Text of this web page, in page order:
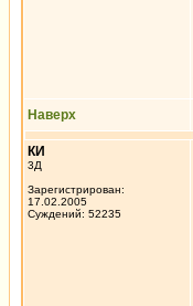
Наверх
КИ
3Д
Зарегистрирован:
17.02.2005
Суждений: 52235